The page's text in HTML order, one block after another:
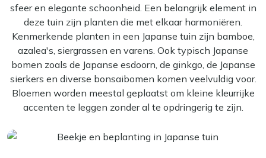
sfeer en elegante schoonheid. Een belangrijk element in
deze tuin zijn planten die met elkaar harmoniëren.
Kenmerkende planten in een Japanse tuin zijn bamboe,
azalea's, siergrassen en varens. Ook typisch Japanse
bomen zoals de Japanse esdoorn, de ginkgo, de Japanse
sierkers en diverse bonsaibomen komen veelvuldig voor.
Bloemen worden meestal geplaatst om kleine kleurrijke
accenten te leggen zonder al te opdringerig te zijn.